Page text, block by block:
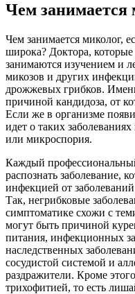
Чем занимается
Чем занимается миколог,
широка? Доктора,
занимаются изучением и
микозов и других
дрожжевых грибков.
причиной кандидоза, от
Если же в организме
идет о таких
или микроспория.
Каждый
распознать заболевание,
инфекцией от
Так, негрибковые
симптоматике схожи с
могут быть причиной
питания, инфекционных
наследственных
сосудистой системой и
раздражители. Кроме
трихофитией, то есть